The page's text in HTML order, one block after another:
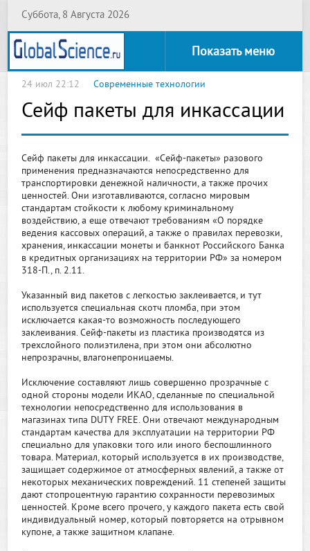
Суббота, 8 Августа 2026
Показать меню
24 июл 22:12 Современные технологии
Сейф пакеты для инкассации
Сейф пакеты для инкассации. «Сейф-пакеты» разового
применения предназначаются непосредственно для
транспортировки денежной наличности, а также прочих
ценностей. Они изготавливаются, согласно мировым
стандартам стойкости к любому криминальному
воздействию, а еще отвечают требованиям «О порядке
ведения кассовых операций, а также о правилах перевозки,
хранения, инкассации монеты и банкнот Российского Банка
в кредитных организациях на территории РФ» за номером
318-П., п. 2.11.
Указанный вид пакетов с легкостью заклеивается, и тут
используется специальная скотч пломба, при этом
исключается какая-то возможность последующего
заклеивания. Сейф-пакеты из пластика производятся из
трехслойного полиэтилена, при этом они абсолютно
непрозрачны, влагонепроницаемы.
Исключение составляют лишь совершенно прозрачные с
одной стороны модели ИКАО, сделанные по специальной
технологии непосредственно для использования в
магазинах типа DUTY FREE. Они отвечают международным
стандартам качества для эксплуатации на территории РФ
специально для упаковки того или иного беспошлинного
товара. Материал, который используется в их производстве,
защищает содержимое от атмосферных явлений, а также от
некоторых механических повреждений. 11 степеней защиты
дают стопроцентную гарантию сохранности перевозимых
ценностей. Кроме всего прочего, у каждого пакета есть свой
индивидуальный номер, который повторяется на отрывном
купоне, а также защитном клапане.